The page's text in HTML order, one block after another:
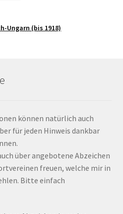
Ungarn (bis 1918)
können natürlich auch
für jeden Hinweis dankbar
über angebotene Abzeichen
freuen, welche mir in
Bitte einfach